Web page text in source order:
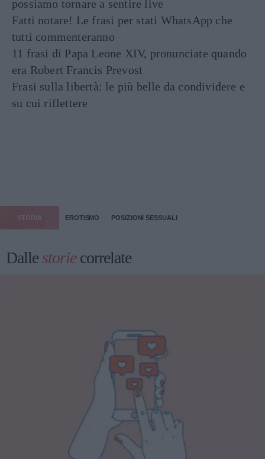
possiamo tornare a sentire live
Fatti notare! Le frasi per stati WhatsApp che
tutti commenteranno
11 frasi di Papa Leone XIV, pronunciate quando
era Robert Francis Prevost
Frasi sulla libertà: le più belle da condividere e
su cui riflettere
STORIA EROTISMO POSIZIONI SESSUALI
Dallestoriecorrelate